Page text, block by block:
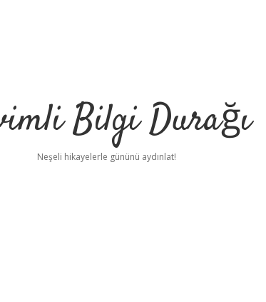
Bilgi Durağı
Neşeli hikayelerle gününü aydınlat!